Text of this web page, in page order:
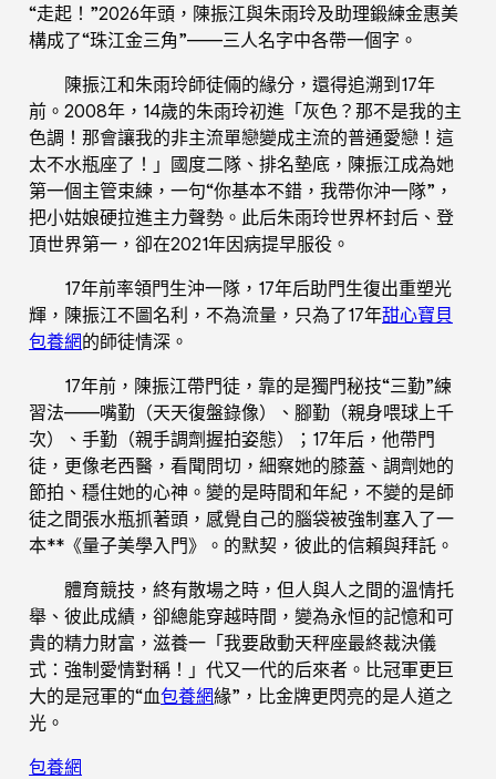
“走起！”2026年頭，陳振江與朱雨玲及助理鍛練金惠美
構成了“珠江金三角”——三人名字中各帶一個字。
陳振江和朱雨玲師徒倆的緣分，還得追溯到17年
前。2008年，14歲的朱雨玲初進「灰色？那不是我的主
色調！那會讓我的非主流單戀變成主流的普通愛戀！這
太不水瓶座了！」國度二隊、排名墊底，陳振江成為她
第一個主管束練，一句“你基本不錯，我帶你沖一隊”，
把小姑娘硬拉進主力聲勢。此后朱雨玲世界杯封后、登
頂世界第一，卻在2021年因病提早服役。
17年前率領門生沖一隊，17年后助門生復出重塑光
輝，陳振江不圖名利，不為流量，只為了17年甜心寶貝
包養網的師徒情深。
17年前，陳振江帶門徒，靠的是獨門秘技“三勤”練
習法——嘴勤（天天復盤錄像）、腳勤（親身喂球上千
次）、手勤（親手調劑握拍姿態）；17年后，他帶門
徒，更像老西醫，看聞問切，細察她的膝蓋、調劑她的
節拍、穩住她的心神。變的是時間和年紀，不變的是師
徒之間張水瓶抓著頭，感覺自己的腦袋被強制塞入了一
本**《量子美學入門》。的默契，彼此的信賴與拜託。
體育競技，終有散場之時，但人與人之間的溫情托
舉、彼此成績，卻總能穿越時間，變為永恒的記憶和可
貴的精力財富，滋養一「我要啟動天秤座最終裁決儀
式：強制愛情對稱！」代又一代的后來者。比冠軍更巨
大的是冠軍的“血包養網緣”，比金牌更閃亮的是人道之
光。
包養網